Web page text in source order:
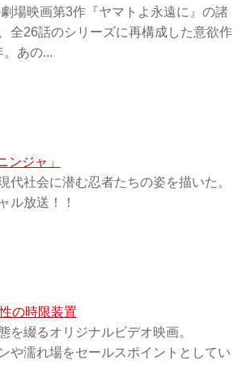
場映画第3作『ヤマトよ永遠に』の諸
全26話のシリーズに再構成した意欲作
あの...
ンジャ」
代社会に潜む忍者たちの姿を描いた。
ル放送！！
の時限装置
を綴るオリジナルビデオ映画。
や濡れ場をセールスポイントとしてい